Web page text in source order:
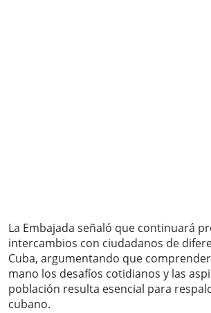
La Embajada señaló que continuará
intercambios con ciudadanos de
Cuba, argumentando que
mano los desafíos cotidianos y las
población resulta esencial para
cubano.